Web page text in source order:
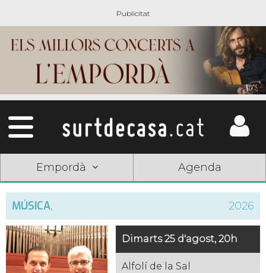
Empordà Agenda
MÚSICA, 2026
Dimarts 25 d'agost, 20h
Alfolí de la Sal